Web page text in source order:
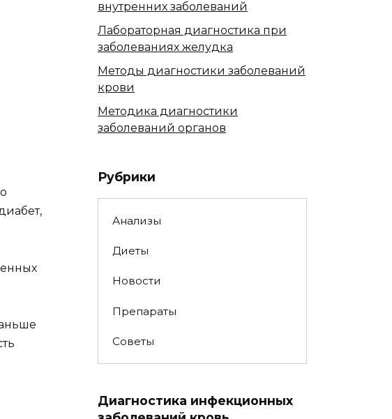
внутренних заболеваний
Лабораторная диагностика при
заболеваниях желудка
Методы диагностики заболеваний
крови
Методика диагностики
заболеваний органов
Рубрики
Анализы
Диеты
Новости
Препараты
Советы
Диагностика инфекционных